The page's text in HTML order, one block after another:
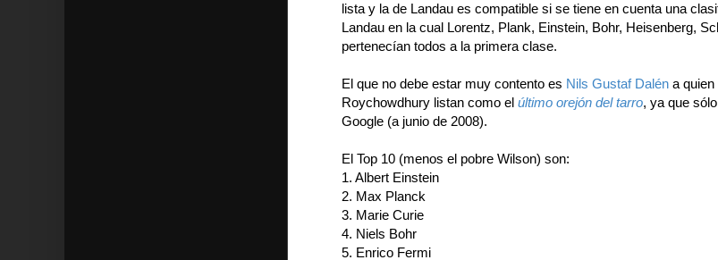
lista y la de Landau es compatible si se tiene en cuenta una
Landau en la cual Lorentz, Plank, Einstein, Bohr, Heisenberg,
pertenecían todos a la primera clase.
El que no debe estar muy contento es Nils Gustaf Dalén a
Roychowdhury listan como el último orejón del tarro, ya que
Google (a junio de 2008).
El Top 10 (menos el pobre Wilson) son:
1. Albert Einstein
2. Max Planck
3. Marie Curie
4. Niels Bohr
5. Enrico Fermi